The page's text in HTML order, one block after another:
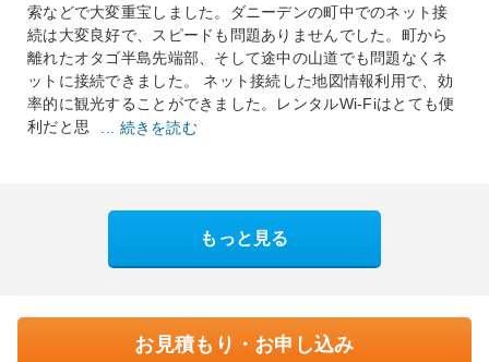
索などで大変重宝しました。ダニーデンの町中でのネット接
続は大変良好で、スピードも問題ありませんでした。町から
離れたオタゴ半島先端部、そして途中の山道でも問題なくネ
ットに接続できました。 ネット接続した地図情報利用で、効
率的に観光することができました。レンタルWi-Fiはとても便
利だと思
... 続きを読む
もっと見る
お見積もり・お申し込み